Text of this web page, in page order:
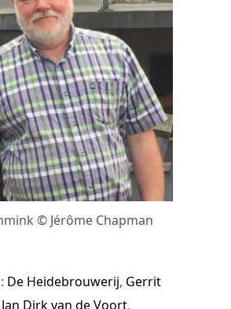
© Jérôme Chapman
De Heidebrouwerij, Gerrit
Jan Dirk van de Voort,